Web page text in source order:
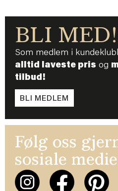
BLI MED!
Som medlem i
alltid laveste pris og
tilbud!
BLI MEDLEM
Følg oss
sosiale